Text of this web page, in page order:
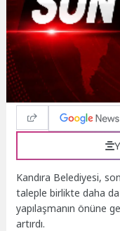
Kandıra Belediyesi,
taleple birlikte daha
yapılaşmanın önüne
artırdı.